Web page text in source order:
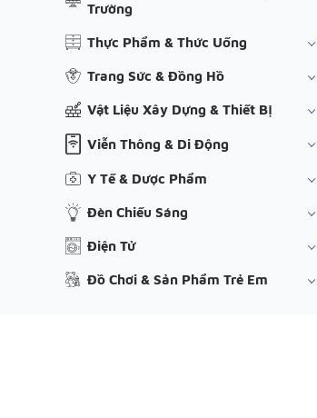
Trường
Thực Phẩm & Thức Uống
Trang Sức & Đồng Hồ
Vật Liệu Xây Dựng & Thiết Bị
Viễn Thông & Di Động
Y Tế & Dược Phẩm
Đèn Chiếu Sáng
Điện Tử
Đồ Chơi & Sản Phẩm Trẻ Em